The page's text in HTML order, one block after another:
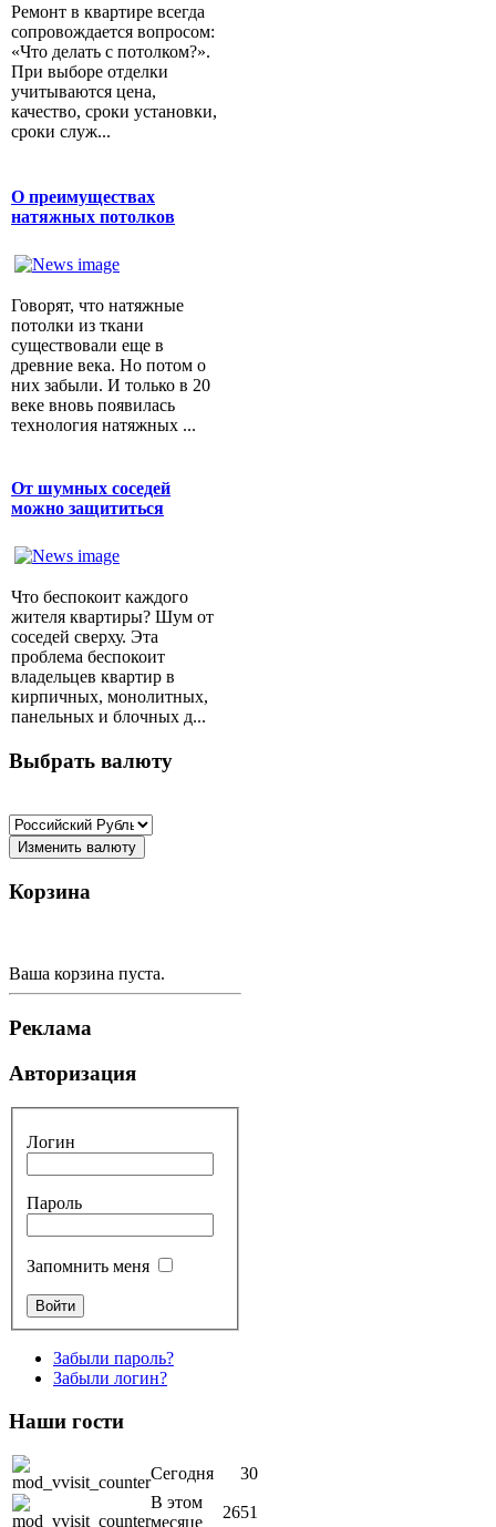
Ремонт в квартире всегда
сопровождается вопросом:
«Что делать с потолком?».
При выборе отделки
учитываются цена,
качество, сроки установки,
сроки служ...
О преимуществах
натяжных потолков
Говорят, что натяжные
потолки из ткани
существовали еще в
древние века. Но потом о
них забыли. И только в 20
веке вновь появилась
технология натяжных ...
От шумных соседей
можно защититься
Что беспокоит каждого
жителя квартиры? Шум от
соседей сверху. Эта
проблема беспокоит
владельцев квартир в
кирпичных, монолитных,
панельных и блочных д...
Выбрать валюту
Корзина
Ваша корзина пуста.
Реклама
Авторизация
Логин
Пароль
Запомнить меня
Забыли пароль?
Забыли логин?
Наши гости
Сегодня
30
В этом
месяце
2651